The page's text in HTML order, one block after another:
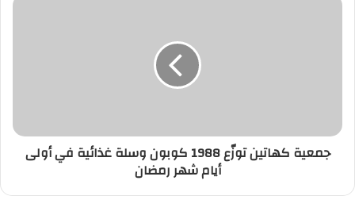
جمعية كهاتين توزّع 1988 كوبون وسلة غذائية في أولى
أيام شهر رمضان